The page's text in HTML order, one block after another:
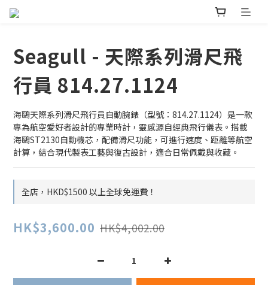
Seagull - 天際系列滑尺飛
行員 814.27.1124
海鷗天際系列滑尺飛行員自動腕錶（型號：814.27.1124）是一款
專為航空愛好者設計的專業時計，靈感源自經典飛行儀表。搭載
海鷗ST2130自動機芯，配備滑尺功能，可進行速度、距離等航空
計算，結合現代製表工藝與復古設計，適合日常佩戴與收藏。
全店，HKD$1500 以上全球免運費！
HK$3,600.00 HK$4,002.00